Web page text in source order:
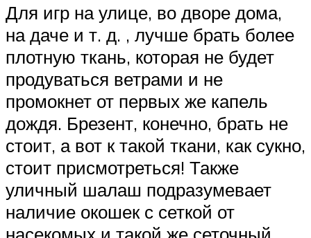
Для игр на улице, во дворе дома,
на даче и т. д. , лучше брать более
плотную ткань, которая не будет
продуваться ветрами и не
промокнет от первых же капель
дождя. Брезент, конечно, брать не
стоит, а вот к такой ткани, как сукно,
стоит присмотреться! Также
уличный шалаш подразумевает
наличие окошек с сеткой от